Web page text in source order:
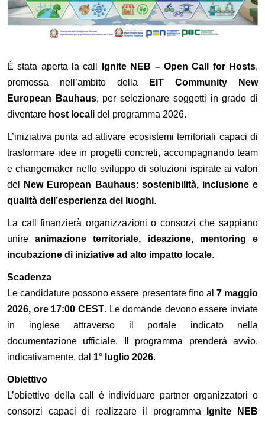
È stata aperta la call Ignite NEB – Open Call for Hosts,
promossa nell’ambito della
EIT Community New
European Bauhaus, per selezionare soggetti in grado di
diventare host locali del programma 2026.
L’iniziativa punta ad attivare ecosistemi territoriali capaci di
trasformare idee in progetti concreti, accompagnando team
e changemaker nello sviluppo di soluzioni ispirate ai valori
del
New European Bauhaus: sostenibilità, inclusione e
qualità dell’esperienza dei luoghi.
La call finanzierà organizzazioni o consorzi che sappiano
unireanimazione territoriale, ideazione, mentoring e
incubazione di iniziative ad alto impatto locale.
Scadenza
Le candidature possono essere presentate fino al 7 maggio
2026, ore 17:00 CEST. Le domande devono essere inviate
in inglese attraverso il portale indicato nella
documentazione ufficiale. Il programma prenderà avvio,
indicativamente, dal 1° luglio 2026.
Obiettivo
L’obiettivo della call è individuare partner organizzatori o
consorzi capaci di realizzare il programma
Ignite NEB